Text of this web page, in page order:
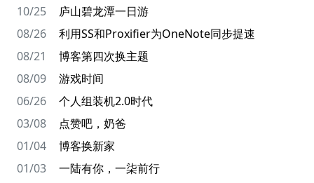
10/25
庐山碧龙潭一日游
08/26
利用SS和Proxifier为OneNote同步提速
08/21
博客第四次换主题
08/09
游戏时间
06/26
个人组装机2.0时代
03/08
点赞吧，奶爸
01/04
博客换新家
01/03
一陆有你，一柒前行